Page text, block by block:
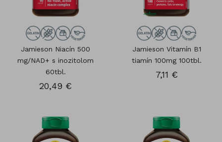
Jamieson Niacín 500
mg/NAD+ s inozitolom
60tbl.
20,49 €
Jamieson Vitamín B1
tiamín 100mg 100tbl.
7,11 €